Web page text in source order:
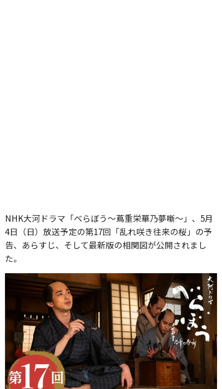
NHK大河ドラマ「べらぼう〜蔦重栄華乃夢噺〜」、5月
4日（日）放送予定の第17回「乱れ咲き往来の桜」の予
告、あらすじ、そして最新版の相関図が公開されまし
た。